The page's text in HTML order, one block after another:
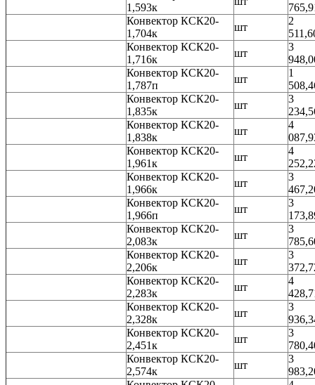
1,593к
Конвектор КСК20-
1,704к
шт
2
Конвектор КСК20-
1,716к
шт
3
Конвектор КСК20-
1,787п
шт
1
Конвектор КСК20-
1,835к
шт
3
Конвектор КСК20-
1,838к
шт
4
Конвектор КСК20-
1,961к
шт
4
Конвектор КСК20-
1,966к
шт
3
Конвектор КСК20-
1,966п
шт
3
Конвектор КСК20-
2,083к
шт
3
Конвектор КСК20-
2,206к
шт
3
Конвектор КСК20-
2,283к
шт
4
Конвектор КСК20-
2,328к
шт
3
Конвектор КСК20-
2,451к
шт
3
Конвектор КСК20-
2,574к
шт
3